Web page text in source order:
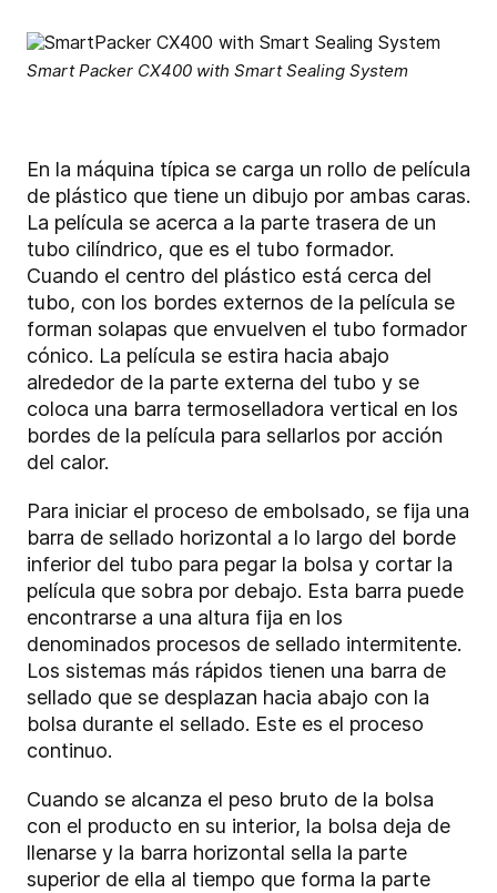
Smart Packer CX400 with Smart Sealing System
En la máquina típica se carga un rollo de película
de plástico que tiene un dibujo por ambas caras.
La película se acerca a la parte trasera de un
tubo cilíndrico, que es el tubo formador.
Cuando el centro del plástico está cerca del
tubo, con los bordes externos de la película se
forman solapas que envuelven el tubo formador
cónico. La película se estira hacia abajo
alrededor de la parte externa del tubo y se
coloca una barra termoselladora vertical en los
bordes de la película para sellarlos por acción
del calor.
Para iniciar el proceso de embolsado, se fija una
barra de sellado horizontal a lo largo del borde
inferior del tubo para pegar la bolsa y cortar la
película que sobra por debajo. Esta barra puede
encontrarse a una altura fija en los
denominados procesos de sellado intermitente.
Los sistemas más rápidos tienen una barra de
sellado que se desplazan hacia abajo con la
bolsa durante el sellado. Este es el proceso
continuo.
Cuando se alcanza el peso bruto de la bolsa
con el producto en su interior, la bolsa deja de
llenarse y la barra horizontal sella la parte
superior de ella al tiempo que forma la parte